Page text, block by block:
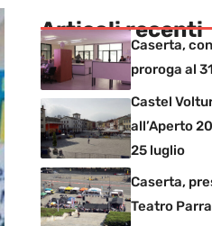
Articoli recenti
Caserta,
proroga al
Castel
all’Aperto
25 luglio
Caserta,
Teatro